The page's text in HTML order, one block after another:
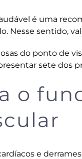
é uma
Nesse sentido,
do ponto de
sete dos
o
e